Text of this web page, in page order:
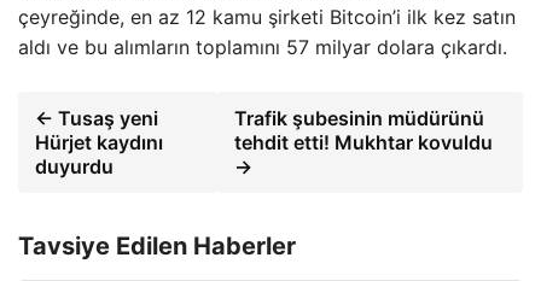
çeyreğinde, en az 12 kamu şirketi Bitcoin’i ilk kez satın
aldı ve bu alımların toplamını 57 milyar dolara çıkardı.
← Tusaş yeni
Hürjet kaydını
duyurdu
Trafik şubesinin müdürünü
tehdit etti! Mukhtar kovuldu
→
Tavsiye Edilen Haberler